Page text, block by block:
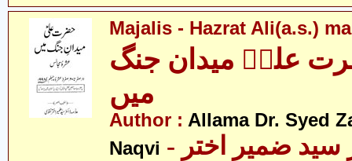
Majalis - Hazrat Ali(a.s.)
علیؑ میدان جنگ
Author : Allama Dr. Syed
Naqvi - علامہ ڈاکٹر سید ضمیر اختر